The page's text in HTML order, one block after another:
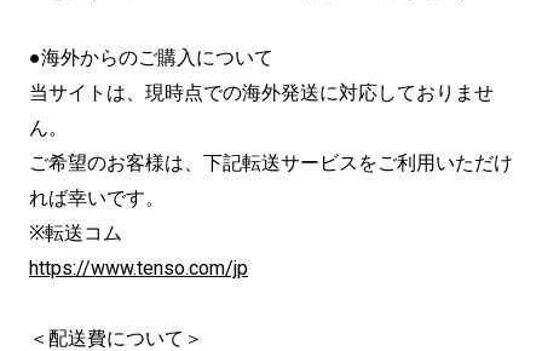
●海外からのご購入について
当サイトは、現時点での海外発送に対応しておりませ
ん。
ご希望のお客様は、下記転送サービスをご利用いただけ
れば幸いです。
※転送コム
https://www.tenso.com/jp
＜配送費について＞